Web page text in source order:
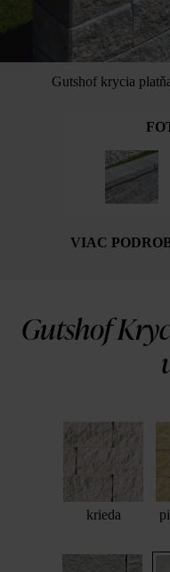
Gutshof krycia
VIAC
Gutshof
krieda